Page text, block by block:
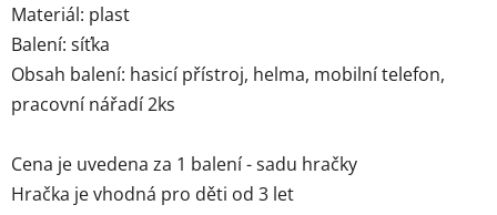
Materiál: plast
Balení: síťka
Obsah balení: hasicí přístroj, helma, mobilní telefon,
pracovní nářadí 2ks
Cena je uvedena za 1 balení - sadu hračky
Hračka je vhodná pro děti od 3 let